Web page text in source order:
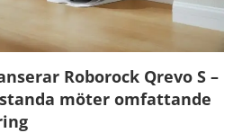
Roborock Qrevo S –
möter omfattande